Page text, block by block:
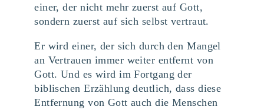
einer, der nicht mehr zuerst auf Gott,
sondern zuerst auf sich selbst vertraut.
Er wird einer, der sich durch den Mangel
an Vertrauen immer weiter entfernt von
Gott. Und es wird im Fortgang der
biblischen Erzählung deutlich, dass diese
Entfernung von Gott auch die Menschen